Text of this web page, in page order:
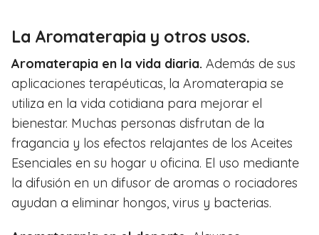
La Aromaterapia y otros usos.
Aromaterapia en la vida diaria. Además de sus
aplicaciones terapéuticas, la Aromaterapia se
utiliza en la vida cotidiana para mejorar el
bienestar. Muchas personas disfrutan de la
fragancia y los efectos relajantes de los Aceites
Esenciales en su hogar u oficina. El uso mediante
la difusión en un difusor de aromas o rociadores
ayudan a eliminar hongos, virus y bacterias.